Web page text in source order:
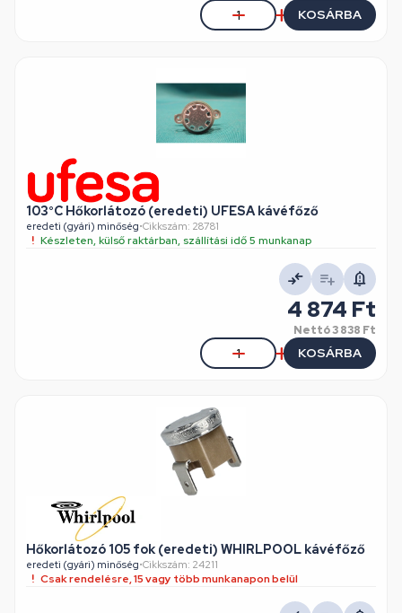
KOSÁRBA
103°C Hőkorlátozó (eredeti) UFESA kávéfőző
eredeti (gyári) minőség•Cikkszám: 28781
Készleten, külső raktárban, szállítási idő 5 munkanap
4 874 Ft
Nettó3 838 Ft
KOSÁRBA
Hőkorlátozó 105 fok (eredeti) WHIRLPOOL kávéfőző
eredeti (gyári) minőség•Cikkszám: 24211
Csak rendelésre, 15 vagy több munkanapon belül